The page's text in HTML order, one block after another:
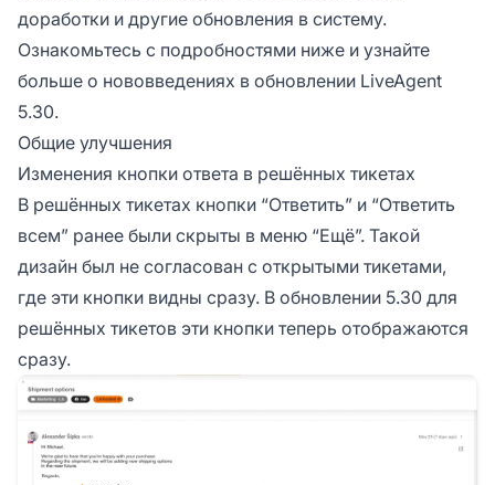
доработки и другие обновления в систему.
Ознакомьтесь с подробностями ниже и узнайте
больше о нововведениях в обновлении LiveAgent
5.30.
Общие улучшения
Изменения кнопки ответа в решённых тикетах
В решённых тикетах кнопки “Ответить” и “Ответить
всем” ранее были скрыты в меню “Ещё”. Такой
дизайн был не согласован с открытыми тикетами,
где эти кнопки видны сразу. В обновлении 5.30 для
решённых тикетов эти кнопки теперь отображаются
сразу.